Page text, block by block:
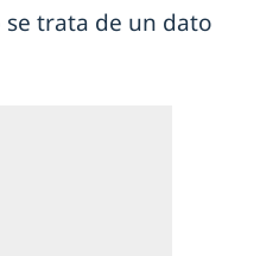
trata de un dato